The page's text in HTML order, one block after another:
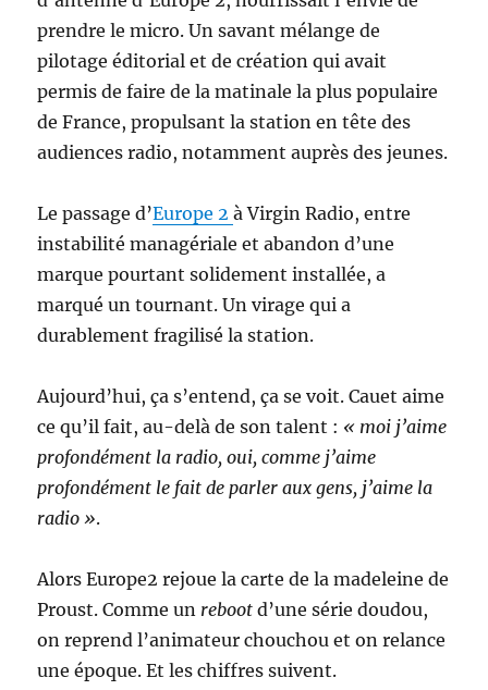
prendre le micro. Un savant mélange de
pilotage éditorial et de création qui avait
permis de faire de la matinale la plus populaire
de France, propulsant la station en tête des
audiences radio, notamment auprès des jeunes.
Le passage d’Europe 2à Virgin Radio, entre
instabilité managériale et abandon d’une
marque pourtant solidement installée, a
marqué un tournant. Un virage qui a
durablement fragilisé la station.
Aujourd’hui, ça s’entend, ça se voit. Cauet aime
ce qu’il fait, au-delà de son talent : « moi j’aime
profondément la radio, oui, comme j’aime
profondément le fait de parler aux gens, j’aime la
radio ».
Alors Europe2 rejoue la carte de la madeleine de
Proust. Comme un reboot d’une série doudou,
on reprend l’animateur chouchou et on relance
une époque. Et les chiffres suivent.